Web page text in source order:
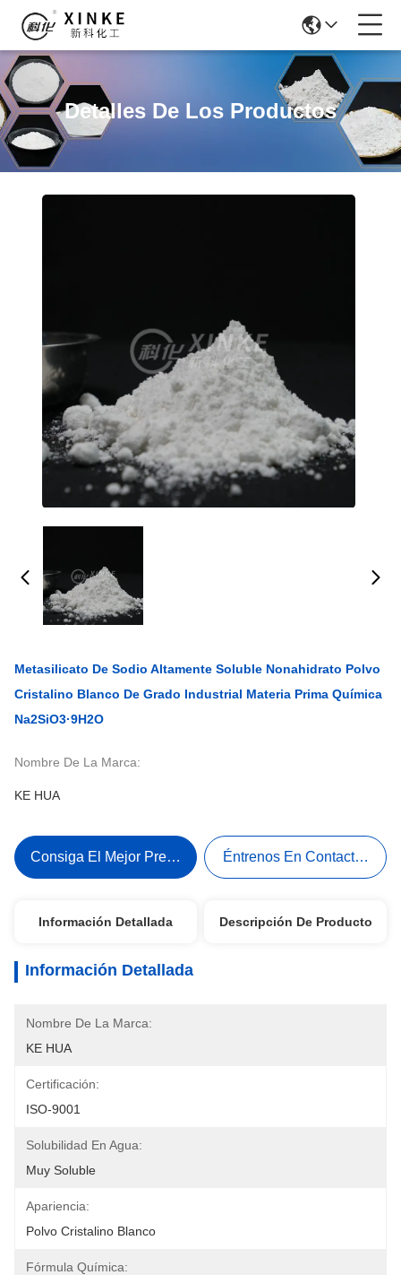
Detalles De Los Productos
Metasilicato De Sodio Altamente Soluble Nonahidrato Polvo
Cristalino Blanco De Grado Industrial Materia Prima Química
Na2SiO3·9H2O
Nombre De La Marca:
KE HUA
Consiga El Mejor Precio Éntrenos En Contacto Con
Información Detallada Descripción De Producto
Información Detallada
Nombre De La Marca:
KE HUA
Certificación:
ISO-9001
Solubilidad En Agua:
Muy Soluble
Apariencia:
Polvo Cristalino Blanco
Fórmula Química: